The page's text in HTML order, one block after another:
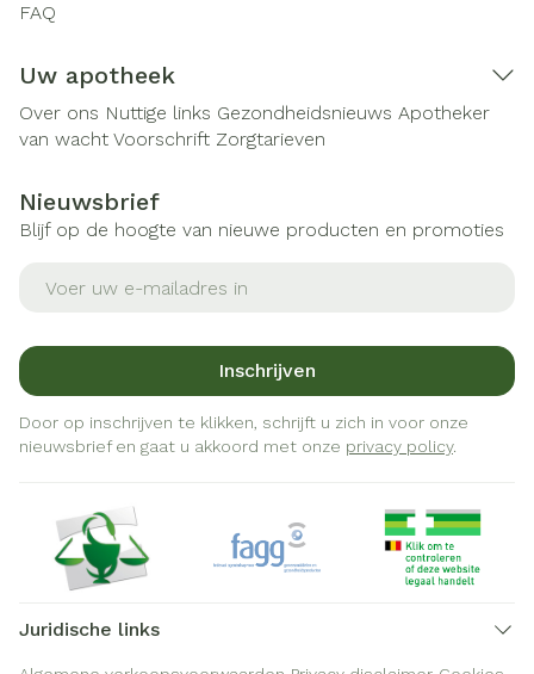
FAQ
Uw apotheek
Over ons Nuttige links Gezondheidsnieuws Apotheker
van wacht Voorschrift Zorgtarieven
Nieuwsbrief
Blijf op de hoogte van nieuwe producten en promoties
Inschrijven
Door op inschrijven te klikken, schrijft u zich in voor onze
nieuwsbrief en gaat u akkoord met onze privacy policy.
Juridische links